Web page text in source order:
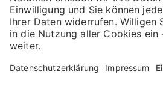
© 2026 121WATT GmbH
Über uns
Allgemeine Geschäftsbedingungen